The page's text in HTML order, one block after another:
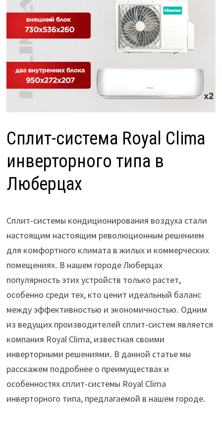
Сплит-система Royal Clima
инверторного типа в
Люберцах
Сплит-системы кондиционирования воздуха стали
настоящим настоящим революционным решением
для комфортного климата в жилых и коммерческих
помещениях․ В нашем городе Люберцах
популярность этих устройств только растет,
особенно среди тех, кто ценит идеальный баланс
между эффективностью и экономичностью․ Одним
из ведущих производителей сплит-систем является
компания Royal Clima, известная своими
инверторными решениями․ В данной статье мы
расскажем подробнее о преимуществах и
особенностях сплит-системы Royal Clima
инверторного типа, предлагаемой в нашем городе․